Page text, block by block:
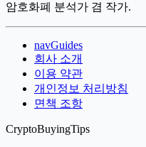
암호화폐 분석가 겸 작가.
navGuides
회사 소개
이용 약관
개인정보 처리방침
면책 조항
CryptoBuyingTips